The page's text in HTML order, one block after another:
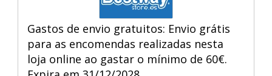
Gastos de envio gratuitos: Envio grátis
para as encomendas realizadas nesta
loja online ao gastar o mínimo de 60€.